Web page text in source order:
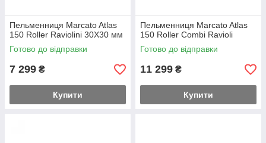
Пельменниця Marcato Atlas
150 Roller Raviolini 30X30 мм
Готово до відправки
7 299 ₴
Купити
Пельменниця Marcato Atlas
150 Roller Combi Ravioli
Готово до відправки
11 299 ₴
Купити